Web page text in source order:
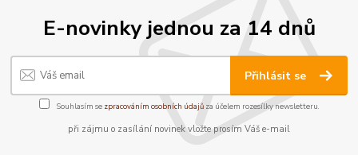
E-novinky jednou za 14 dnů
Přihlásit se
Souhlasím se zpracováním osobních údajůza účelem rozesílky newsletteru.
při zájmu o zasílání novinek vložte prosím Váš e-mail